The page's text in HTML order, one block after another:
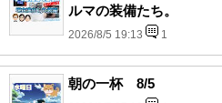
ルマの装備たち。
2026/8/5 19:13 1
朝の一杯 8/5